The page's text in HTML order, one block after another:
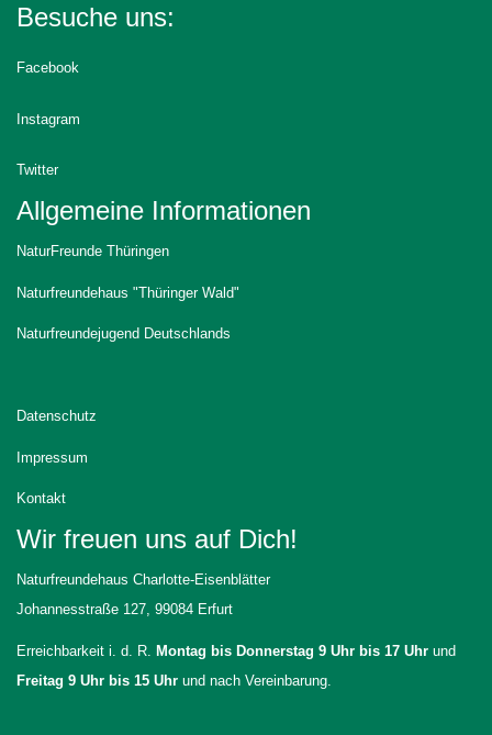
Besuche uns:
Facebook
Instagram
Twitter
Allgemeine Informationen
NaturFreunde Thüringen
Naturfreundehaus "Thüringer Wald"
Naturfreundejugend Deutschlands
Datenschutz
Impressum
Kontakt
Wir freuen uns auf Dich!
Naturfreundehaus Charlotte-Eisenblätter
Johannesstraße 127, 99084 Erfurt
Erreichbarkeit i. d. R. Montag bis Donnerstag 9 Uhr bis 17 Uhr und
Freitag 9 Uhr bis 15 Uhr und nach Vereinbarung.